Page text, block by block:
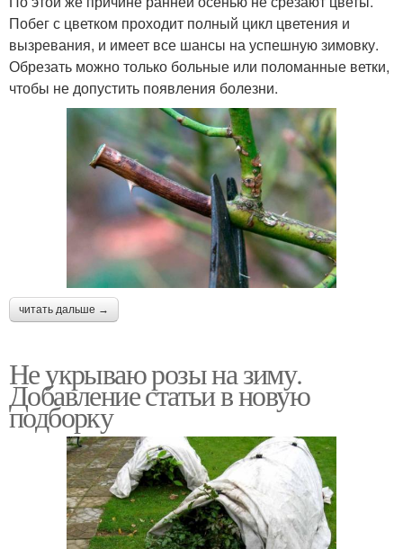
Побег с цветком проходит полный цикл цветения и
вызревания, и имеет все шансы на успешную зимовку.
Обрезать можно только больные или поломанные ветки,
чтобы не допустить появления болезни.
читать дальше →
Не укрываю розы на зиму.
Добавление статьи в новую
подборку